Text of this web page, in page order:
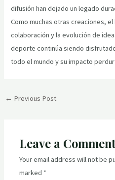
difusión han dejado un legado
Como muchas otras creaciones, el
colaboración y la evolución de
deporte continúa siendo
todo el mundo y su impacto
Post
← Previous Post
Leave a
Your email address will not be
marked *